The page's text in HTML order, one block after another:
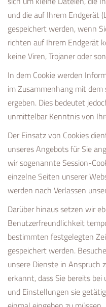
und die auf Ihrem Endgerät
gespeichert werden, wenn
richten auf Ihrem Endgerät
keine Viren, Trojaner oder
In dem Cookie werden
im Zusammenhang mit
ergeben. Dies bedeutet
unmittelbar Kenntnis von
Der Einsatz von Cookies
unseres Angebots für Sie
wir sogenannte Session-
einzelne Seiten unserer
werden nach Verlassen
Darüber hinaus setzen wir
Benutzerfreundlichkeit
bestimmten festgelegten
gespeichert werden.
unsere Dienste in Anspruch
erkannt, dass Sie bereits
und Einstellungen sie